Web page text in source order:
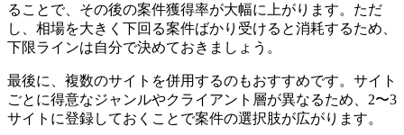
ることで、その後の案件獲得率が大幅に上がります。ただ
し、相場を大きく下回る案件ばかり受けると消耗するため、
下限ラインは自分で決めておきましょう。
最後に、複数のサイトを併用するのもおすすめです。サイト
ごとに得意なジャンルやクライアント層が異なるため、2〜3
サイトに登録しておくことで案件の選択肢が広がります。